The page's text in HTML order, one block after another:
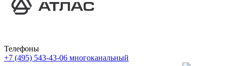
Телефоны
+7 (495) 543-43-06 многоканальный